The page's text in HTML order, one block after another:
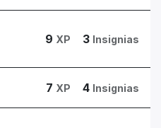
9 XP 3 Insignias
7 XP 4 Insignias